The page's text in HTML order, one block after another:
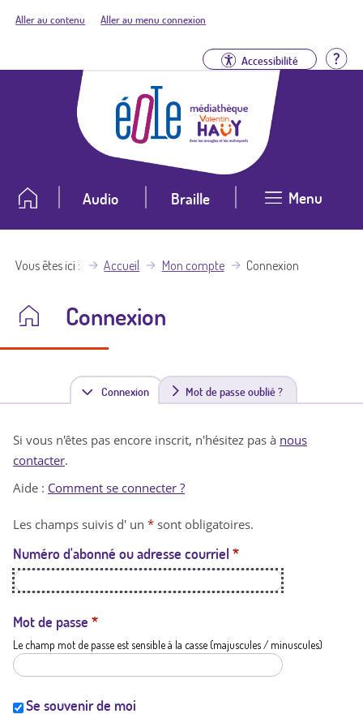
Aller au contenu Aller au menu connexion
Accessibilité
Audio Braille Menu
Vous êtes ici Accueil Mon compte Connexion
Connexion
Connexion(
n
t
a
t
i
Mot de passe oublié ?
Si vous n'êtes pas encore inscrit, n'hésitez pas à nous
contacter.
Aide : Comment se connecter ?
Les champs suivis d' un * sont obligatoires.
Numéro d'abonné ou adresse courriel *
Mot de passe *
Le champ mot de passe est sensible à la casse (majuscules / minuscules)
Se souvenir de moi